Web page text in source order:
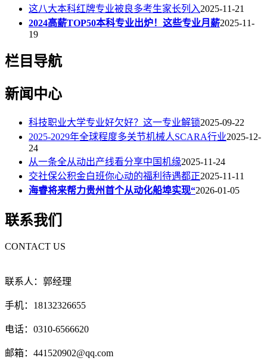
这八大本科红牌专业被良多考生家长列入2025-11-21
2024高薪TOP50本科专业出炉！这些专业月薪2025-11-
19
栏目导航
新闻中心
科技职业大学专业好欠好？这一专业解锁2025-09-22
2025-2029年全球程度多关节机械人SCARA行业2025-12-
24
从一条全从动出产线看分享中国机缘2025-11-24
交社保公积金白班你心动的福利待遇都正2025-11-11
海睿将来帮力贵州首个从动化船埠实现“2026-01-05
联系我们
CONTACT US
联系人：郭经理
手机：18132326655
电话：0310-6566620
邮箱：441520902@qq.com